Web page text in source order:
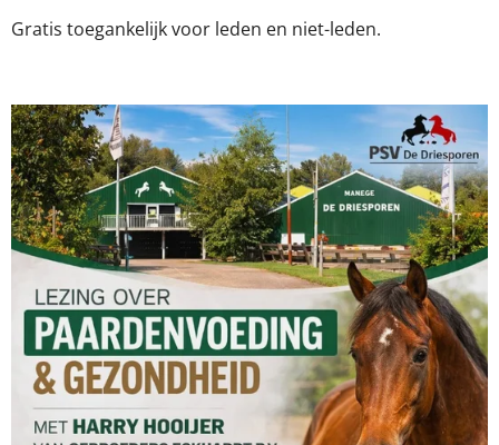
Gratis toegankelijk voor leden en niet-leden.